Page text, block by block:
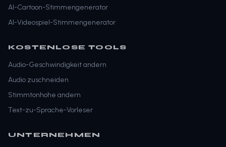
AI-Cartoon-Stimmengenerator
AI-Videospiel-Stimmengenerator
KOSTENLOSE TOOLS
Audio-Geschwindigkeit andern
Audio zuschneiden
Stimmtonhohe andern
Text-zu-Sprache-Vorleser
UNTERNEHMEN